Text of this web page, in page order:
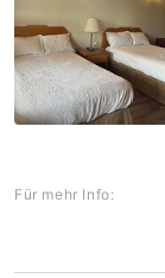
Für mehr Info: